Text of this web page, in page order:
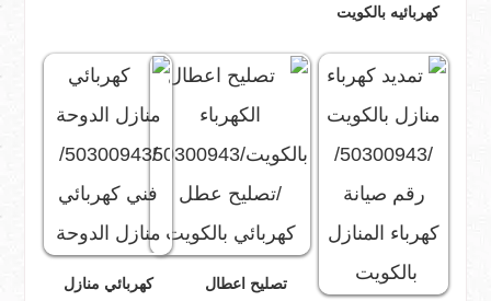
كهربائيه بالكويت
تصليح اعطال
كهربائي منازل